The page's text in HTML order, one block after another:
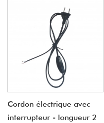
Cordon électrique avec
interrupteur - longueur 2